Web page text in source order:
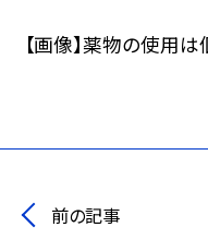
【画像】薬物の使用
前の記事